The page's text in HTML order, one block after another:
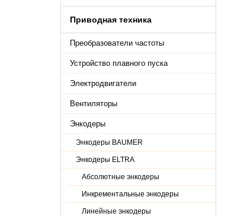
Приводная техника
Преобразователи частоты
Устройство плавного пуска
Электродвигатели
Вентиляторы
Энкодеры
Энкодеры BAUMER
Энкодеры ELTRA
Абсолютные энкодеры
Инкрементальные энкодеры
Линейные энкодеры